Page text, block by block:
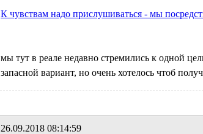
К чувствам надо прислушиваться - мы
мы тут в реале недавно стремились к одной
запасной вариант, но очень хотелось чтоб
26.09.2018 08:14:59